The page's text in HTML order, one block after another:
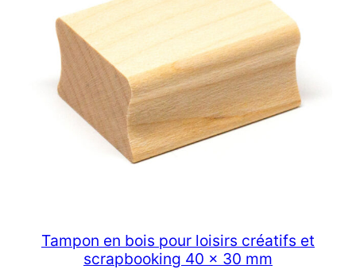
Tampon en bois pour loisirs créatifs et
scrapbooking 40 x 30 mm